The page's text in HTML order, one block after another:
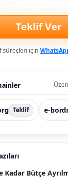
Teklif Ver
süreçleri için
Teklif e-
Kadar Bütçe